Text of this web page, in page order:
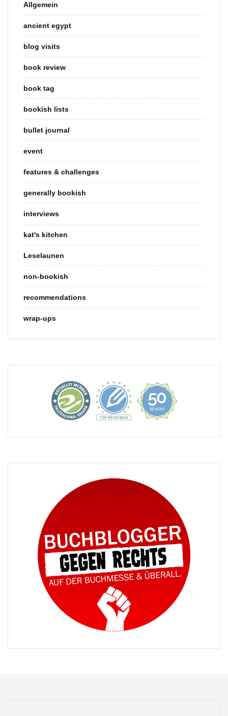
Allgemein
ancient egypt
blog visits
book review
book tag
bookish lists
bullet journal
event
features & challenges
generally bookish
interviews
kat's kitchen
Leselaunen
non-bookish
recommendations
wrap-ups